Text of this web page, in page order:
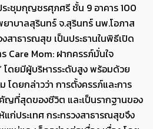
ะชุมกุญชรศุภศรี ชั้น 9 อาคาร 100
าบาลสุรินทร์ จ.สุรินทร์ นพ.โอภาส
สาธารณสุข เป็นประธานในพิธีเปิด
Care Mom: ฝากครรภ์มั่นใจ
ดยมีผู้บริหารระดับสูง พร้อมด้วย
โดยกล่าวว่า การตั้งครรภ์และการ
ญที่สุดของชีวิต และเป็นรากฐานของ
ก่ประเทศ กระทรวงสาธารณสุขจึง